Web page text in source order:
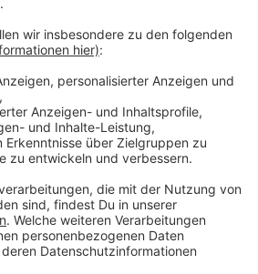
K7 in Godesberg,
Öffnungszeiten: 12 bis 18 Uhr
Gymnasium, Max-Planck-
gibt es ein Wahllokal auf dem